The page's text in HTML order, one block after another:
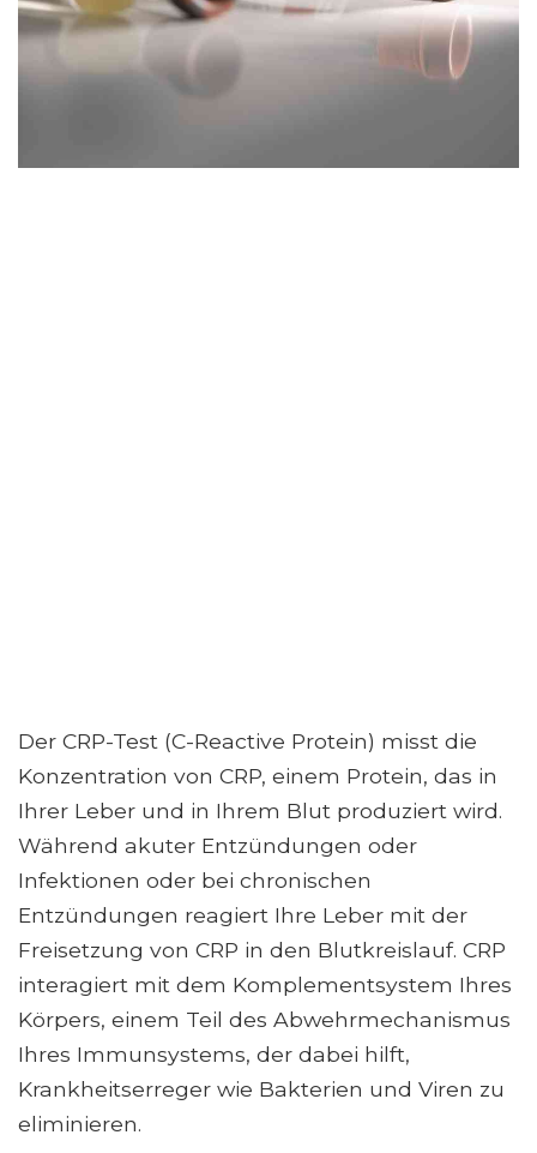
Der CRP-Test (C-Reactive Protein) misst die
Konzentration von CRP, einem Protein, das in
Ihrer Leber und in Ihrem Blut produziert wird.
Während akuter Entzündungen oder
Infektionen oder bei chronischen
Entzündungen reagiert Ihre Leber mit der
Freisetzung von CRP in den Blutkreislauf. CRP
interagiert mit dem Komplementsystem Ihres
Körpers, einem Teil des Abwehrmechanismus
Ihres Immunsystems, der dabei hilft,
Krankheitserreger wie Bakterien und Viren zu
eliminieren.